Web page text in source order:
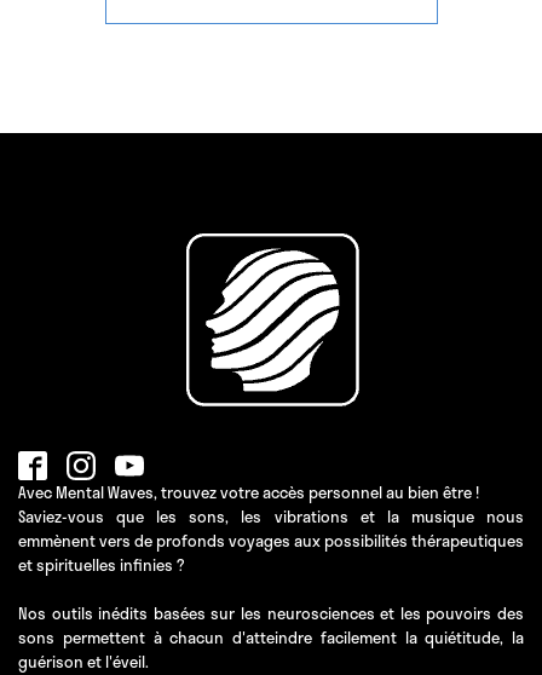
Avec Mental Waves, trouvez votre accès personnel au bien être !
Saviez-vous que les sons, les vibrations et la musique nous
emmènent vers de profonds voyages aux possibilités thérapeutiques
et spirituelles infinies ?
Nos outils inédits basées sur les neurosciences et les pouvoirs des
sons permettent à chacun d'atteindre facilement la quiétitude, la
guérison et l'éveil.